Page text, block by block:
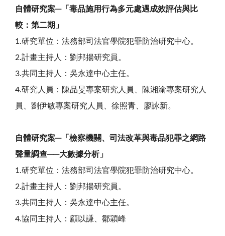
自體研究案─「毒品施用行為多元處遇成效評估與比
較：第二期」
1.研究單位：法務部司法官學院犯罪防治研究中心。
2.計畫主持人：劉邦揚研究員。
3.共同主持人：吳永達中心主任。
4.研究人員：陳品旻專案研究人員、陳湘渝專案研究人
員、劉伊敏專案研究人員、徐照青、廖詠新。
自體研究案─「檢察機關、司法改革與毒品犯罪之網路
聲量調查──大數據分析」
1.研究單位：法務部司法官學院犯罪防治研究中心。
2.計畫主持人：劉邦揚研究員。
3.共同主持人：吳永達中心主任。
4.協同主持人：顧以謙、鄒穎峰